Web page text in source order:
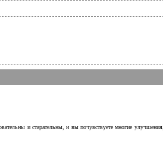
и старательны, и вы почувствуете многие